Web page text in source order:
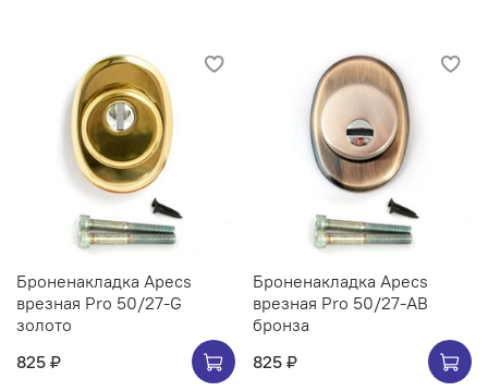
Броненакладка Apecs
врезная Pro 50/27-G
золото
825 ₽
Броненакладка Apecs
врезная Pro 50/27-AB
бронза
825 ₽